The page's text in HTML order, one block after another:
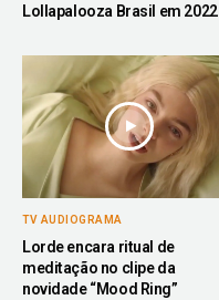
Lollapalooza Brasil em 2022
TV AUDIOGRAMA
Lorde encara ritual de
meditação no clipe da
novidade “Mood Ring”